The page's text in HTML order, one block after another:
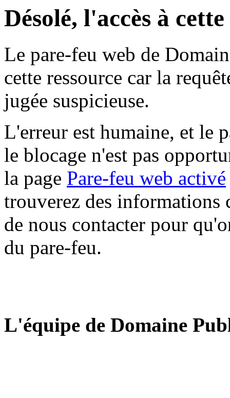
Désolé, l'accès à
Le pare-feu web de
cette ressource car la
jugée suspicieuse.
L'erreur est humaine, et le
le blocage n'est pas
la page Pare-feu web activé
trouverez des informations
de nous contacter pour
du pare-feu.
L'équipe de Domaine